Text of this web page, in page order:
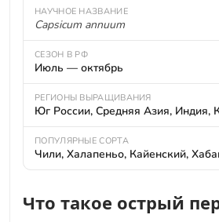
НАУЧНОЕ НАЗВАНИЕ
Capsicum annuum
СЕЗОН В РФ
Июль — октябрь
РЕГИОНЫ ВЫРАЩИВАНИЯ
Юг России, Средняя Азия, Индия,
ПОПУЛЯРНЫЕ СОРТА
Чили, Халапеньо, Кайенский,
Что такое острый